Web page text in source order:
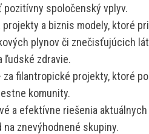
spoločenský vplyv.
a biznis modely, ktoré
plynov či znečisťujúcich
ľudské zdravie.
filantropické projekty, ktoré
komunity.
a efektívne riešenia
znevýhodnené skupiny.